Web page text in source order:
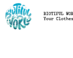
Your
BIOTIFUL